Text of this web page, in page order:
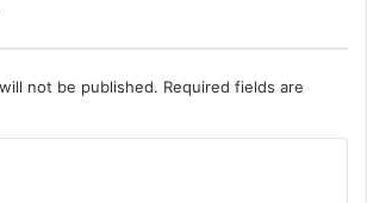
not be published. Required fields are